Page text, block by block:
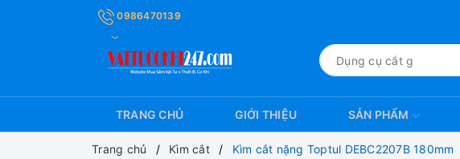
0986470139
TRANG CHỦ GIỚI THIỆU SẢN PHẨM
Trang chủ Kìm cắt Kìm cắt nặng Toptul DEBC2207B 180mm